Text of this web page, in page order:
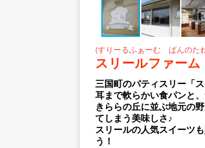
(すりーるふぁーむ ぱんのた
スリールファー
三国町のパティスリー「
耳まで軟らかい食パンと
きららの丘に並ぶ地元の
てしまう美味しさ♪
スリールの人気スイーツ
う！